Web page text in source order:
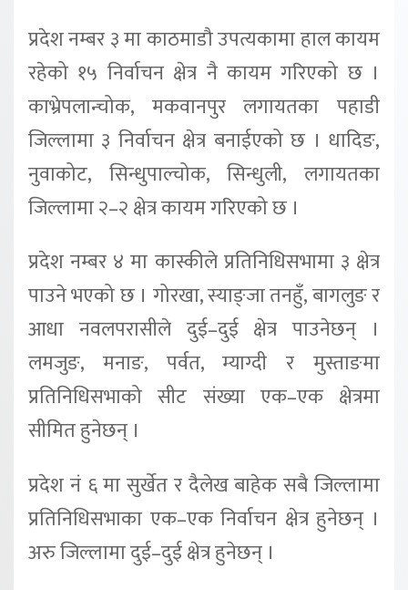
प्रदेश नम्बर ३ मा काठमाडौ उपत्यकामा हाल कायम
रहेको १५ निर्वाचन क्षेत्र नै कायम गरिएको छ ।
काभ्रेपलान्चोक, मकवानपुर लगायतका पहाडी
जिल्लामा ३ निर्वाचन क्षेत्र बनाईएको छ । धादिङ,
नुवाकोट, सिन्धुपाल्चोक, सिन्धुली, लगायतका
जिल्लामा २–२ क्षेत्र कायम गरिएको छ ।
प्रदेश नम्बर ४ मा कास्कीले प्रतिनिधिसभामा ३ क्षेत्र
पाउने भएको छ । गोरखा, स्याङ्जा तनहुँ, बागलुङ र
आधा नवलपरासीले दुई–दुई क्षेत्र पाउनेछन् ।
लमजुङ, मनाङ, पर्वत, म्याग्दी र मुस्ताङमा
प्रतिनिधिसभाको सीट संख्या एक–एक क्षेत्रमा
सीमित हुनेछन् ।
प्रदेश नं ६ मा सुर्खेत र दैलेख बाहेक सबै जिल्लामा
प्रतिनिधिसभाका एक–एक निर्वाचन क्षेत्र हुनेछन् ।
अरु जिल्लामा दुई–दुई क्षेत्र हुनेछन् ।